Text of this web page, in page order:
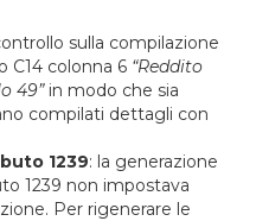
sulla compilazione
C14 colonna 6 “Reddito
49”in modo che sia
compilati dettagli con
1239: la generazione
1239 non impostava
Per rigenerare le